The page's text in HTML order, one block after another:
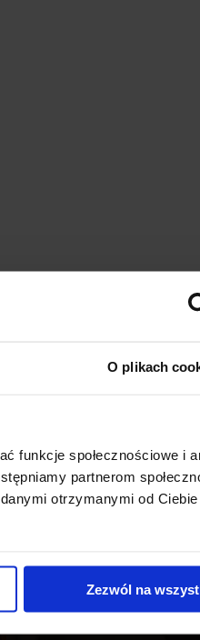
O plikach
funkcje społecznościowe i
partnerom
otrzymanymi od Ciebie
Zezwól na